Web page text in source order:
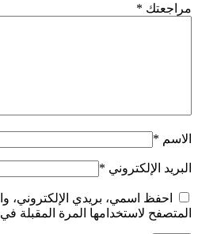
مراجعتك *
الاسم *
البريد الإلكتروني *
احفظ اسمي، بريدي الإلكتروني،
المتصفح لاستخدامها المرة المقبلة